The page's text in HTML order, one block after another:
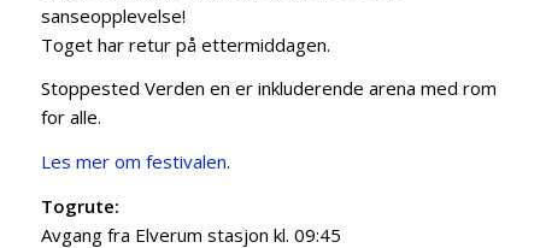
sanseopplevelse!
Toget har retur på ettermiddagen.
Stoppested Verden en er inkluderende arena med rom
for alle.
Les mer om festivalen.
Togrute:
Avgang fra Elverum stasjon kl. 09:45